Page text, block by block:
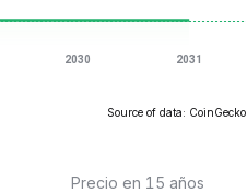
Source of data: CoinGecko
Precio en 15 años